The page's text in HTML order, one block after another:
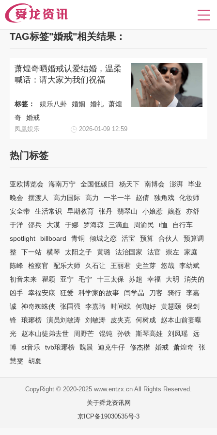
TAG标签"婚戒"相关结果：
萧煌奇晒婚戒认爱结婚，温柔
喊话：请大家为我们祝福
标签： 娱乐八卦 婚姻 婚礼
萧煌
奇
婚戒
凤凰娱乐 2026-01-09 12:59
热门标签
亚欧博览会 海南万宁 全国低碳日 杨天下 南博会 澎湃
毕业
晚会
摆渡人 高力国际 高力 一半一半 赵倩 独角戏
化妆师
安全带
生活常识 早期教育 张丹 翡翠山 小娘惹 娘惹
亦舒
于洋
邵兵 大漠 于娜 罗海琼 三滴血 周渝民 t恤
自行车
spotlight
billboard 青铜 倾城之恋 活宝 预算 合伙人
预算调
整
下一站 横琴 太阳之子 黄璐 法治国家 法官 崇左
家庭
陈峰
检察官 配乐大师 久石让 王丽君 史兰芽 悠哉
李幼斌
初音未来
瞿颖 亚宁 毛宁 十三太保 苏超 幸福 大明
消失的
凶手
幸福安康 狂爱 科学家的故事 闫学晶 刀客 骑行
李嘉
诚
神奇蜘蛛侠 张国强 李嘉琦 时间线 何珈好 黄慧颐
保剑
锋
琅琊榜 演员刘敏涛 刘敏涛 皮夹克 何树成
赵本山前妻曝
光
赵本山徒弟去世 周野芒 馄饨 孙铁 斯琴高娃 刘凤瑶
远
博
st音乐 tvb琅琊榜 魏晨 迪克牛仔 修杰楷 婚戒 萧煌奇
张
慧雯
胡夏
CopyRight © 2020-2025 www.entzx.cn All Rights Reserved.
关于舜龙资讯网
京ICP备19030535号-3